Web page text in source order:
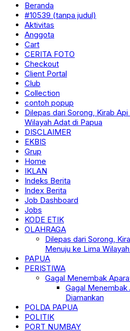
Beranda
#10539 (tanpa judul)
Aktivitas
Anggota
Cart
CERITA FOTO
Checkout
Client Portal
Club
Collection
contoh popup
Dilepas dari Sorong, Kirab
Wilayah Adat di Papua
DISCLAIMER
EKBIS
Grup
Home
IKLAN
Indeks Berita
Index Berita
Job Dashboard
Jobs
KODE ETIK
OLAHRAGA
Dilepas dari Sorong,
Menuju ke Lima
PAPUA
PERISTIWA
Gagal Menembak
Gagal
Diamankan
POLDA PAPUA
POLITIK
PORT NUMBAY